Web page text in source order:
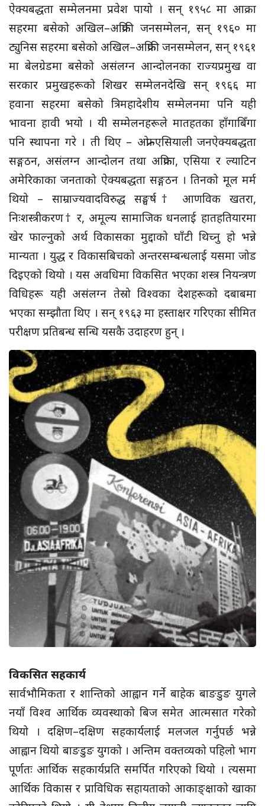
ऐक्यबद्धता सम्मेलनमा प्रवेश पायो । सन् १९५८ मा आक्रा
सहरमा बसेको अखिल–अफ्रिकी जनसम्मेलन, सन् १९६० मा
ट्युनिस सहरमा बसेको अखिल–अफ्रिकी जनसम्मेलन, सन् १९६१
मा बेलग्रेडमा बसेको असंलग्न आन्दोलनका राज्यप्रमुख वा
सरकार प्रमुखहरूको शिखर सम्मेलनदेखि सन् १९६६ मा
हवाना सहरमा बसेको त्रिमहादेशीय सम्मेलनमा पनि यही
भावना हावी भयो । यी सम्मेलनहरूले मातहतका हाँगाबिँगा
पनि स्थापना गरे । ती थिए – अफ्रो–एसियाली जनऐक्यबद्धता
सङ्गठन, असंलग्न आन्दोलन तथा अफ्रिका, एसिया र ल्याटिन
अमेरिकाका जनताको ऐक्यबद्धता सङ्गठन । तिनको मूल मर्म
थियो – साम्राज्यवादविरुद्ध सङ्घर्ष† आणविक खतरा,
निःशस्त्रीकरण† र, अमूल्य सामाजिक धनलाई हातहतियारमा
खेर फाल्नुको अर्थ विकासका मुद्दाको घाँटी थिच्नु हो भन्ने
मान्यता । युद्ध र विकासबिचको अन्तरसम्बन्धलाई यसमा जोड
दिइएको थियो । यस अवधिमा विकसित भएका शस्त्र नियन्त्रण
विधिहरू यही असंलग्न तेस्रो विश्वका देशहरूको दबाबमा
भएका सम्झौता थिए । सन् १९६३ मा हस्ताक्षर गरिएका सीमित
परीक्षण प्रतिबन्ध सन्धि यसकै उदाहरण हुन् ।
विकसित सहकार्य
सार्वभौमिकता र शान्तिको आह्वान गर्ने बाहेक बाङडुङ युगले
नयाँ विश्व आर्थिक व्यवस्थाको बिज समेत आत्मसात गरेको
थियो । दक्षिण–दक्षिण सहकार्यलाई मलजल गर्नुपर्छ भन्ने
आह्वान थियो बाङडुङ युगको । अन्तिम वक्तव्यको पहिलो भाग
पूर्णतः आर्थिक सहकार्यप्रति समर्पित गरिएको थियो । त्यसमा
आर्थिक विकास र प्राविधिक सहायताको आकाङ्क्षाको खाका